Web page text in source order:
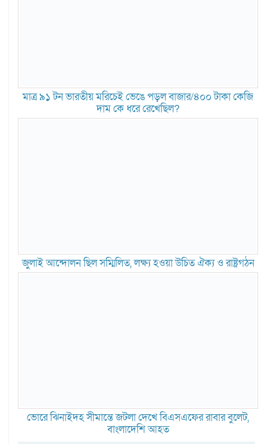
মাত্র ৯১ টন ভারতীয় মরিচেই ভেঙে পড়ল বাজার/৪০০ টাকা কেজি
দাম কে ধরে রেখেছিল?
জুলাই আন্দোলন ছিল সম্মিলিত, লক্ষ্য হওয়া উচিত ঐক্য ও রাষ্ট্রগঠন
ভোরে ঝিনাইদহ সীমান্তে জটলা দেখে বিএসএফের রাবার বুলেট,
বাংলাদেশি আহত